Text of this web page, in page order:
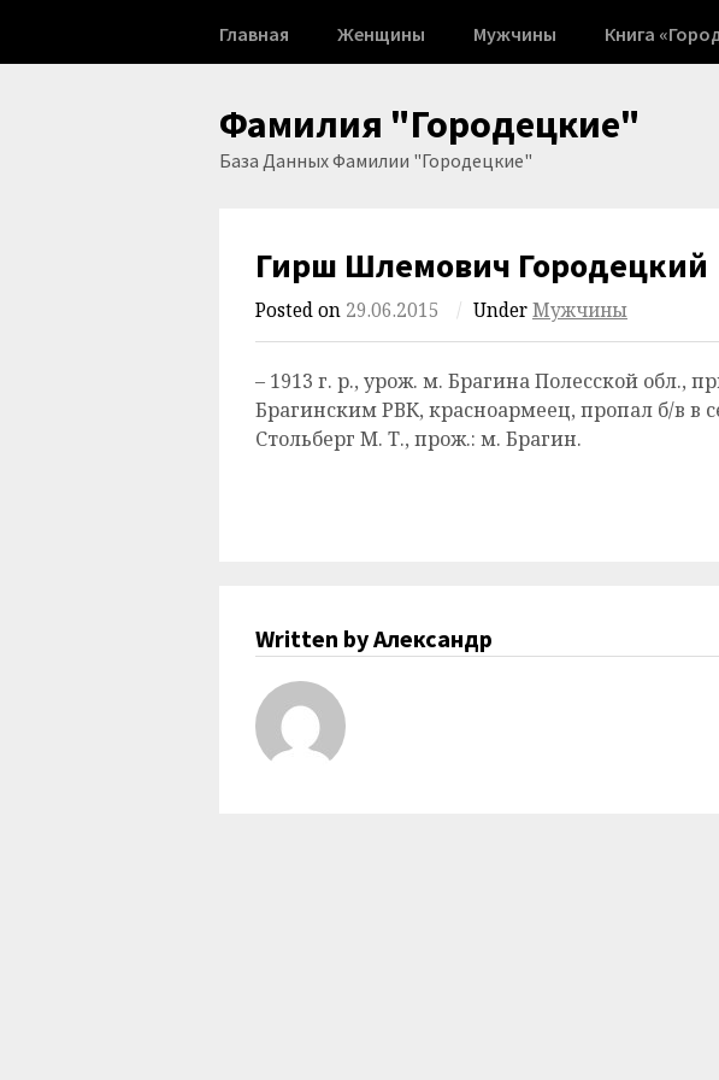
content
Главная Женщины Мужчины Книга
Фамилия "Городецкие"
База Данных Фамилии "Городецкие"
Гирш Шлемович Городецкий
Posted on 29.06.2015 / UnderМужчины
– 1913 г. р., урож. м. Брагина Полесской обл.,
Брагинским РВК, красноармеец, пропал б/в в
Стольберг М. Т., прож.: м. Брагин.
Written by Александр